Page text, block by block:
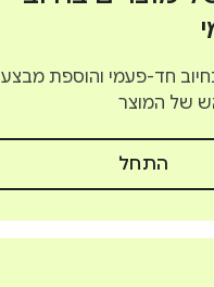
חד-פעמי והוספת מבצע
של המוצר
התחל